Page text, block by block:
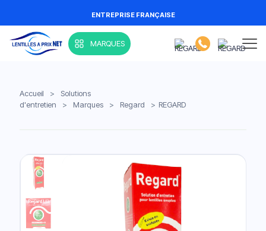
ENTREPRISE FRANÇAISE
MARQUES
Accueil >
Solutions
d'entretien
> Marques > Regard > REGARD